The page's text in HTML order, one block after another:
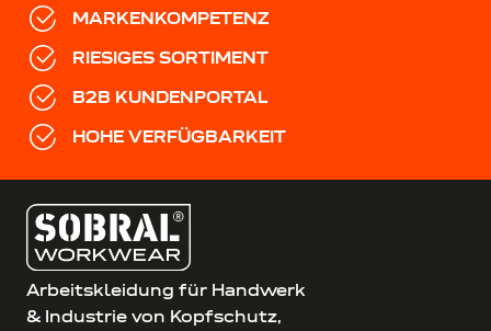
MARKENKOMPETENZ
RIESIGES SORTIMENT
B2B KUNDENPORTAL
HOHE VERFÜGBARKEIT
Arbeitskleidung für Handwerk
& Industrie von Kopfschutz,